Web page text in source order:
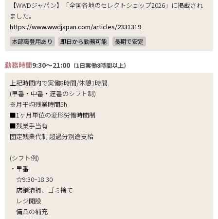
【WWDジャパン】「全国各地のセレクトショップ2026」に掲載され
ました。
https://www.wwdjapan.com/articles/2331319
本部職登用あり 即日から勤務可能 長期で安定
勤務時間9:30～21:00 （1日実働8時間以上）
上記時間内で実働8時間/休憩1時間
(早番・中番・遅番のシフト制)
※月平均残業時間5h
■1ヶ月単位の変形労働時間制
■残業手当有
固定残業代制 超過分別途支給
(シフト例)
・早番
☆9:30~18:30
店舗清掃、ゴミ捨て
レジ開設
備品の補充